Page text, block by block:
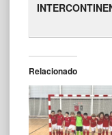
Relacionado